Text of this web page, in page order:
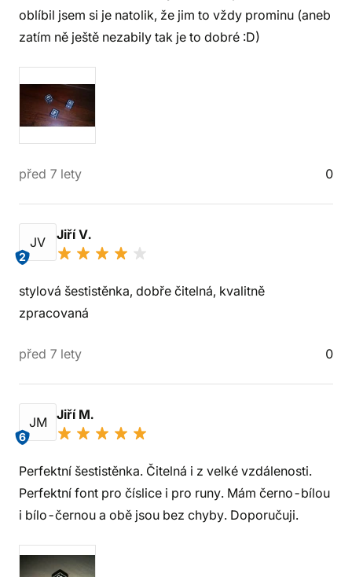
oblíbil jsem si je natolik, že jim to vždy prominu (aneb
zatím ně ještě nezabily tak je to dobré :D)
před 7 lety 0
JV
2
Jiří V.
stylová šestistěnka, dobře čitelná, kvalitně
zpracovaná
před 7 lety 0
JM
6
Jiří M.
Perfektní šestistěnka. Čitelná i z velké vzdálenosti.
Perfektní font pro číslice i pro runy. Mám černo-bílou
i bílo-černou a obě jsou bez chyby. Doporučuji.